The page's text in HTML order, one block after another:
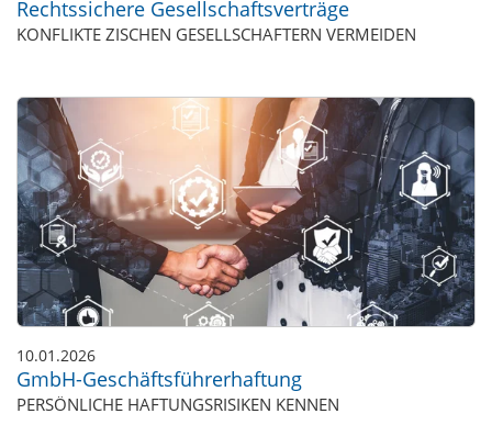
Rechtssichere Gesellschaftsverträge
KONFLIKTE ZISCHEN GESELLSCHAFTERN VERMEIDEN
10.01.2026
GmbH-Geschäftsführerhaftung
PERSÖNLICHE HAFTUNGSRISIKEN KENNEN